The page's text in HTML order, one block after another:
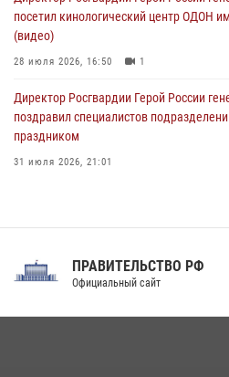
посетил кинологический центр ОДОН
(видео)
28 июля 2026, 16:50 1
Директор Росгвардии Герой России
поздравил специалистов
праздником
31 июля 2026, 21:01
Праздник «Один день с Росгвардией» к
ПРАВИТЕЛЬСТВО РФ
Официальный сайт